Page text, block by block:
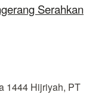
Serahkan
1444 Hijriyah, PT